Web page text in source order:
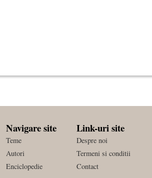
Navigare site
Teme
Autori
Enciclopedie
Link-uri site
Despre noi
Termeni si conditii
Contact